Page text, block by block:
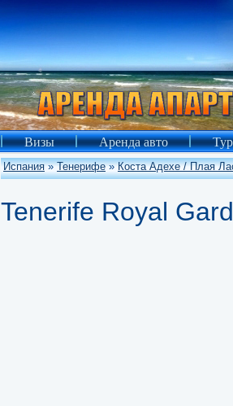
Визы Аренда авто
Испания»Тенерифе»Коста Адехе / Плая
Tenerife Royal